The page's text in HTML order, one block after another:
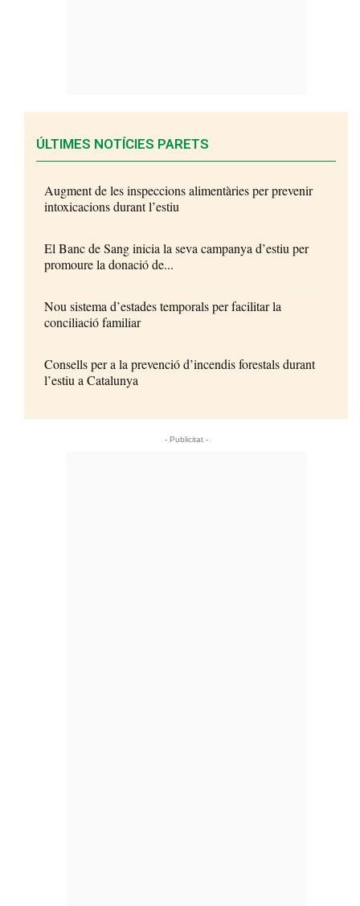
ÚLTIMES NOTÍCIES PARETS
Augment de les inspeccions alimentàries per prevenir
intoxicacions durant l’estiu
El Banc de Sang inicia la seva campanya d’estiu per
promoure la donació de...
Nou sistema d’estades temporals per facilitar la
conciliació familiar
Consells per a la prevenció d’incendis forestals durant
l’estiu a Catalunya
- Publicitat -